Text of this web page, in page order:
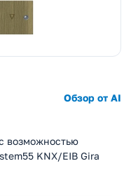
Обзор от AI
возможностью
KNX/EIB Gira